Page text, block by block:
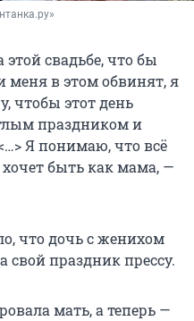
свадьбе, что бы
меня в этом обвинят, я
чтобы этот день
праздником и
Я понимаю, что всё
быть как мама, —
что дочь с женихом
свой праздник прессу.
мать, а теперь —